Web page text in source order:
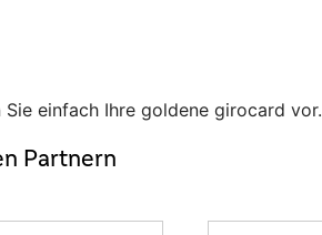
einfach Ihre goldene girocard vor.